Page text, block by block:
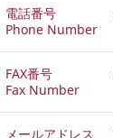
電話番号
Phone Number
FAX番号
Fax Number
メールアドレス